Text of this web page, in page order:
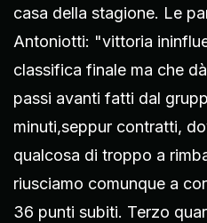
casa della stagione. Le
Antoniotti: "vittoria
classifica finale ma che
passi avanti fatti dal
minuti,seppur contratti,
qualcosa di troppo a
riusciamo comunque a
36 punti subiti. Terzo